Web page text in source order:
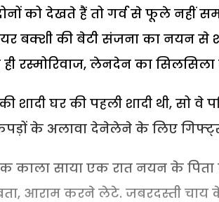
को देखते हैं तो गर्व से फूले नहीं
बक्शी की बेटी संजना का नयन से
ही रस्मोरिवाज, लेनदेन का सिलसिला
शादी घर की पहली शादी थी, सो वे
के अलावा देनेलेने के लिए गिफ्ट्स,
काला साया एक रात नयन के
आराम करने लेटे. जबरदस्ती चाय